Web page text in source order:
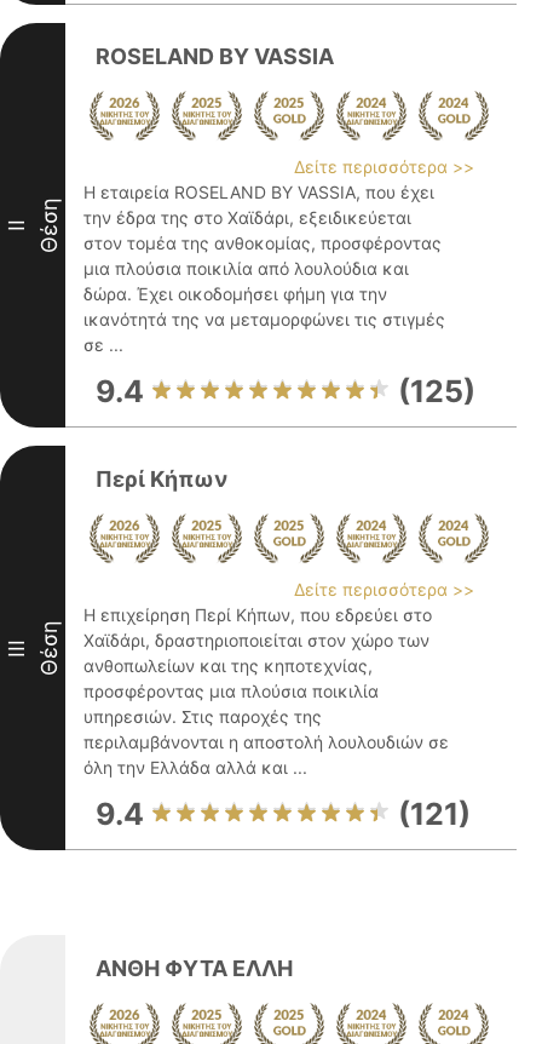
II Θέση
ROSELAND BY VASSIA
Δείτε περισσότερα >>
Η εταιρεία ROSELAND BY VASSIA, που έχει
την έδρα της στο Χαϊδάρι, εξειδικεύεται
στον τομέα της ανθοκομίας, προσφέροντας
μια πλούσια ποικιλία από λουλούδια και
δώρα. Έχει οικοδομήσει φήμη για την
ικανότητά της να μεταμορφώνει τις στιγμές
σε ...
9.4 (125)
III Θέση
Περί Κήπων
Δείτε περισσότερα >>
Η επιχείρηση Περί Κήπων, που εδρεύει στο
Χαϊδάρι, δραστηριοποιείται στον χώρο των
ανθοπωλείων και της κηποτεχνίας,
προσφέροντας μια πλούσια ποικιλία
υπηρεσιών. Στις παροχές της
περιλαμβάνονται η αποστολή λουλουδιών σε
όλη την Ελλάδα αλλά και ...
9.4 (121)
ΑΝΘΗ ΦΥΤΑ ΕΛΛΗ